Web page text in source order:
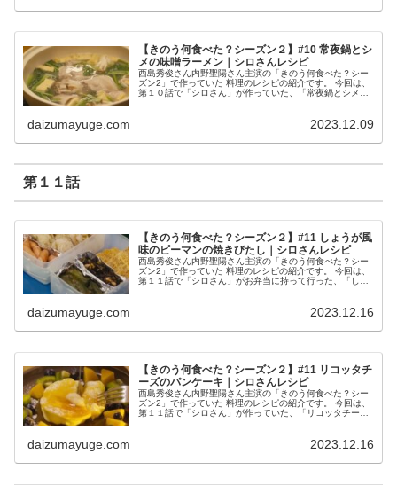
【きのう何食べた？シーズン２】#10 常夜鍋とシ
メの味噌ラーメン｜シロさんレシピ
西島秀俊さん内野聖陽さん主演の「きのう何食べた？シー
ズン2」で作っていた 料理のレシピの紹介です。 今回は、
第１０話で「シロさん」が作っていた、「常夜鍋とシメの
daizumayuge.com 2023.12.09
第１１話
【きのう何食べた？シーズン２】#11 しょうが風
味のピーマンの焼きびたし｜シロさんレシピ
西島秀俊さん内野聖陽さん主演の「きのう何食べた？シー
ズン2」で作っていた 料理のレシピの紹介です。 今回は、
第１１話で「シロさん」がお弁当に持って行った、「しょ
daizumayuge.com 2023.12.16
【きのう何食べた？シーズン２】#11 リコッタチ
ーズのパンケーキ｜シロさんレシピ
西島秀俊さん内野聖陽さん主演の「きのう何食べた？シー
ズン2」で作っていた 料理のレシピの紹介です。 今回は、
第１１話で「シロさん」が作っていた、「リコッタチーズ
daizumayuge.com 2023.12.16